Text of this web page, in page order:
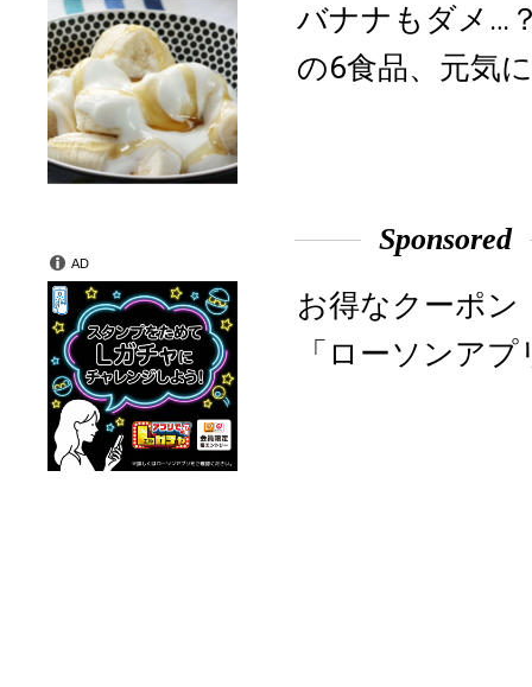
バナナもダメ…
の6食品、元気
Sponsored
お得なクーポン
「ローソンア
AD